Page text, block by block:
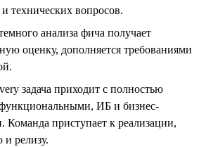
технических вопросов.
анализа фича получает
оценку, дополняется требованиями
задача приходит с полностью
ИБ и бизнес-
Команда приступает к реализации,
и релизу.